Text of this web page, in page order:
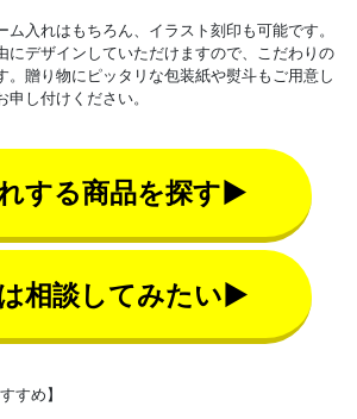
ム入れはもちろん、イラスト刻印も可能です。
にデザインしていただけますので、こだわりの
。贈り物にピッタリな包装紙や熨斗もご用意し
し付けください。
する商品を探す▶
相談してみたい▶
すめ】